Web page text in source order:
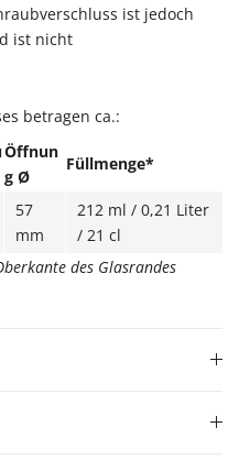
ist jedoch
ist nicht
betragen ca.:
Öffnun
g Ø
Füllmenge*
57
mm
212 ml / 0,21 Liter
/ 21 cl
des Glasrandes